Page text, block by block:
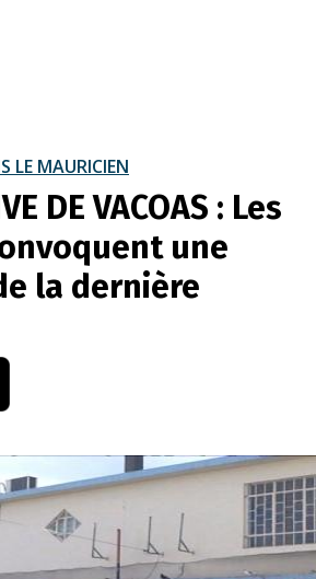
LE MAURICIEN
DE VACOAS : Les
une
la dernière